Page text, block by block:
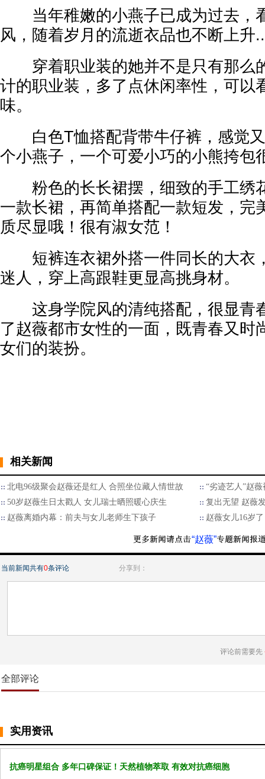
当年稚嫩的小燕子已成为过去，
风，随着岁月的流逝衣品也不断上升
穿着职业装的她并不是只有那么
计的职业装，多了点休闲率性，可以
味。
白色T恤搭配背带牛仔裤，感觉又
个小燕子，一个可爱小巧的小熊挎包
粉色的长长裙摆，细致的手工绣
一款长裙，再简单搭配一款短发，完
质尽显哦！很有淑女范！
短裤连衣裙外搭一件同长的大衣
迷人，穿上高跟鞋更显高挑身材。
这身学院风的清纯搭配，很显青
了赵薇都市女性的一面，既青春又时
女们的装扮。
相关新闻
北电96级聚会赵薇还是红人 合照坐位藏人情世故
“劣迹艺人”赵
50岁赵薇生日太戳人 女儿瑞士晒照暖心庆生
复出无望 赵薇
赵薇离婚内幕：前夫与女儿老师生下孩子
赵薇女儿16岁
“赵薇”
当前新闻共有0条评论 分享到：
评论前需要先
全部评论
实用资讯
抗癌明星组合 多年口碑保证！天然植物萃取 有效对抗癌细胞